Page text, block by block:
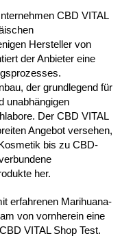
CBD VITAL
Hersteller von
der Anbieter eine
der grundlegend für
unabhängigen
Der CBD VITAL
Angebot versehen,
bis zu CBD-
her.
erfahrenen Marihuana-
von vornherein eine
VITAL Shop Test.